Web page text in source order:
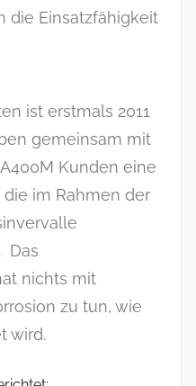
die Einsatzfähigkeit
ist erstmals 2011
gemeinsam mit
Kunden eine
im Rahmen der
Das
nichts mit
zu tun, wie
wird.